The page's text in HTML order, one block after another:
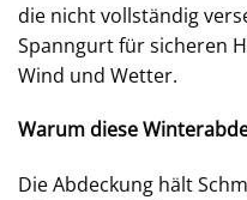
die nicht vollständig
Spanngurt für sicheren
Wind und Wetter.
Warum diese
Die Abdeckung hält